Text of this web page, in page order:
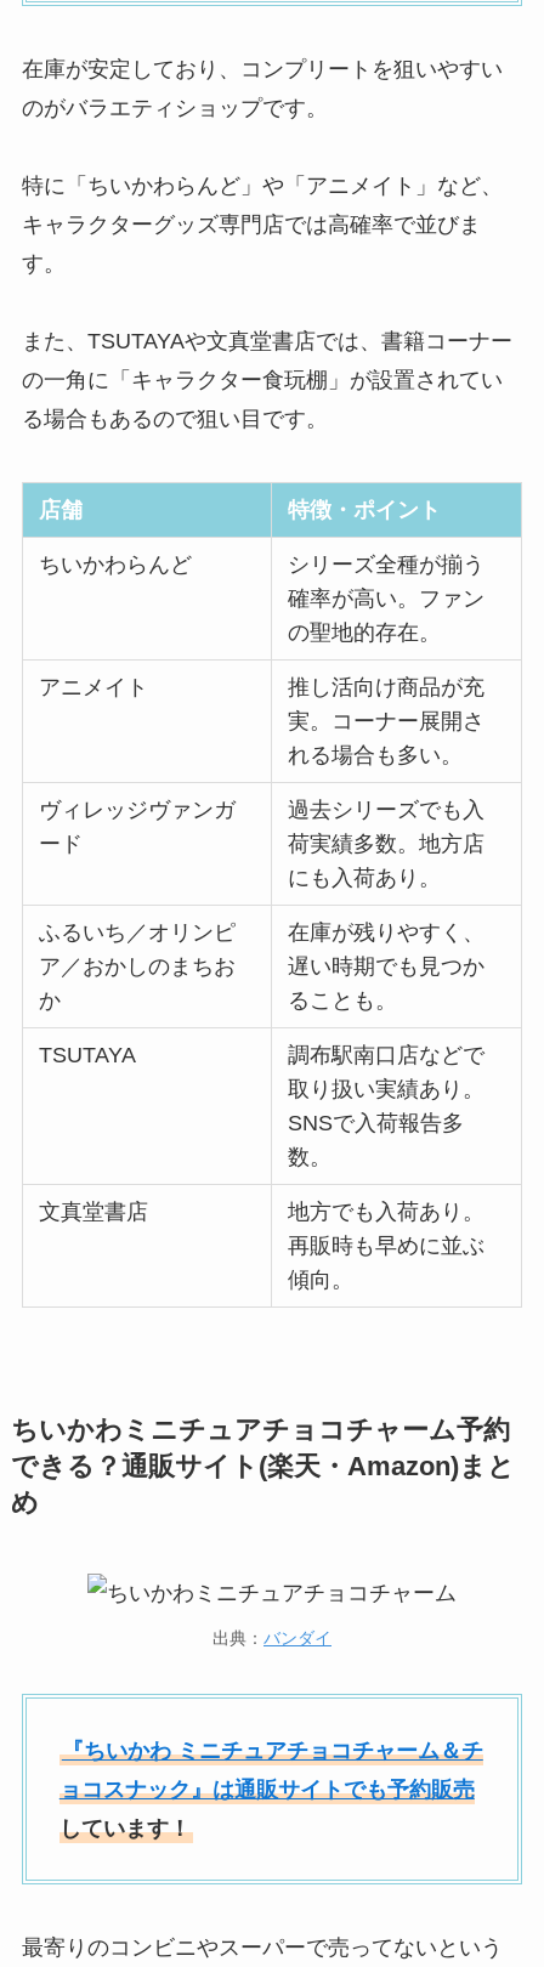
在庫が安定しており、コンプリートを狙いやすい
のがバラエティショップです。
特に「ちいかわらんど」や「アニメイト」など、
キャラクターグッズ専門店では高確率で並びま
す。
また、TSUTAYAや文真堂書店では、書籍コーナー
の一角に「キャラクター食玩棚」が設置されてい
る場合もあるので狙い目です。
店舗 特徴・ポイント
ちいかわらんど
シリーズ全種が揃う
確率が高い。ファン
の聖地的存在。
アニメイト
推し活向け商品が充
実。コーナー展開さ
れる場合も多い。
ヴィレッジヴァンガ
ード
過去シリーズでも入
荷実績多数。地方店
にも入荷あり。
ふるいち／オリンピ
ア／おかしのまちお
か
在庫が残りやすく、
遅い時期でも見つか
ることも。
TSUTAYA
調布駅南口店などで
取り扱い実績あり。
SNSで入荷報告多
数。
文真堂書店
地方でも入荷あり。
再販時も早めに並ぶ
傾向。
ちいかわミニチュアチョコチャーム予約
できる？通販サイト(楽天・Amazon)まと
め
出典： バンダイ
『ちいかわ ミニチュアチョコチャーム＆チ
ョコスナック』は通販サイトでも予約販売
しています！
最寄りのコンビニやスーパーで売ってないという